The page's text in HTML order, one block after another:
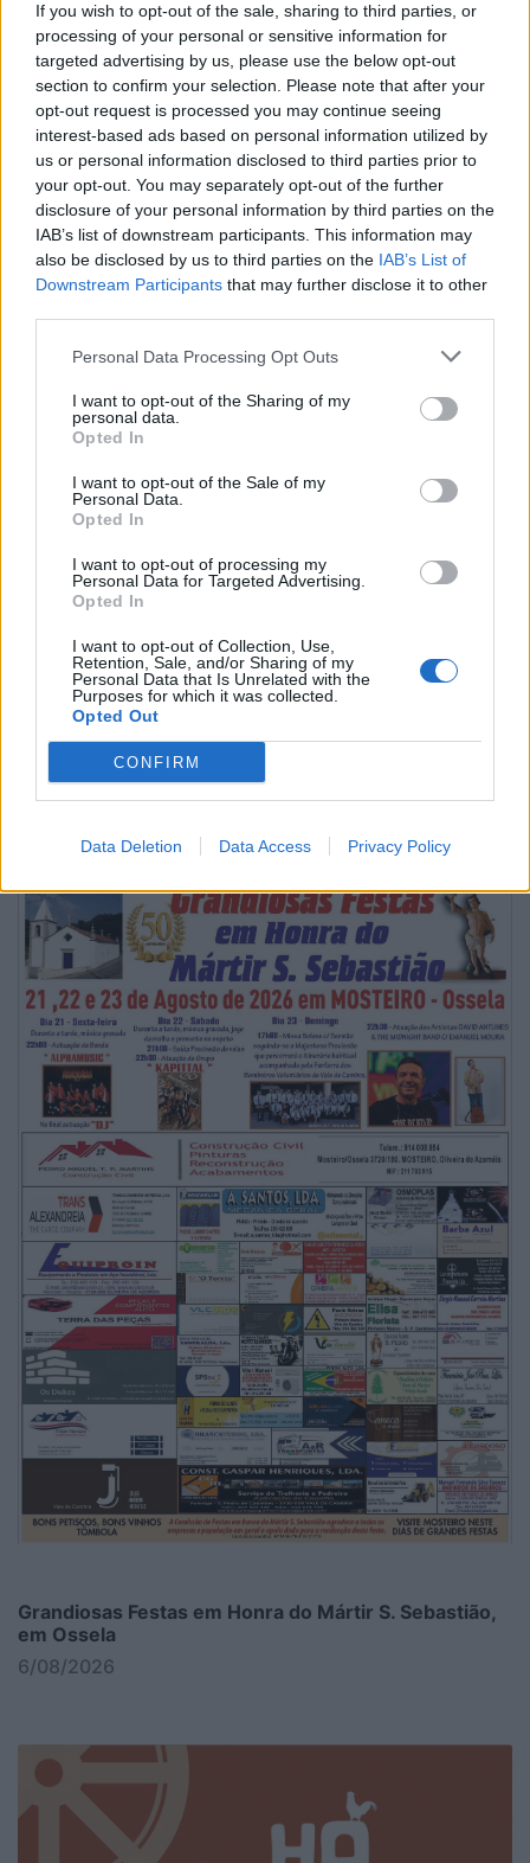
If you wish to opt-out of the sale, sharing to third parties, or
processing of your personal or sensitive information for
targeted advertising by us, please use the below opt-out
section to confirm your selection. Please note that after your
opt-out request is processed you may continue seeing
interest-based ads based on personal information utilized by
us or personal information disclosed to third parties prior to
your opt-out. You may separately opt-out of the further
disclosure of your personal information by third parties on the
IAB’s list of downstream participants. This information may
also be disclosed by us to third parties on the IAB’s List of
Downstream Participants that may further disclose it to other
Personal Data Processing Opt Outs
I want to opt-out of the Sharing of my
personal data.
Opted In
I want to opt-out of the Sale of my
Personal Data.
Opted In
I want to opt-out of processing my
Personal Data for Targeted Advertising.
Opted In
I want to opt-out of Collection, Use,
Retention, Sale, and/or Sharing of my
Personal Data that Is Unrelated with the
Purposes for which it was collected.
Opted Out
CONFIRM
Data Deletion Data Access Privacy Policy
Andrey André na fuga do dia
6/08/2026
Festas de La Salette 2026 > Tarde Sénior levou perto
de 200 pessoas ao Parque
6/08/2026
Grandiosas Festas em Honra do Mártir S. Sebastião,
em Ossela
6/08/2026